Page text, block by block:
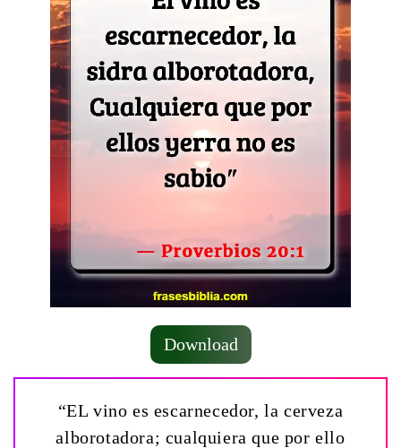
Download
“EL vino es escarnecedor, la cerveza
alborotadora; cualquiera que por ello